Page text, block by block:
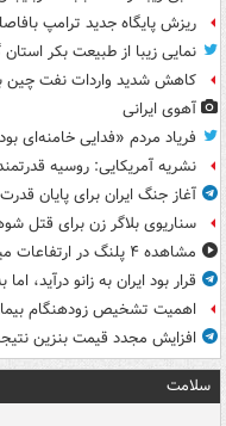
ریزش پایگاه جدید ترامپ
نمایی زیبا از طبیعت بکر استان
کاهش شدید واردات نفت چین
آهوی ایرانی
فریاد مردم «فدایی خامنه‌ای
نشریه آمریکایی: روسیه
آغاز جنگ ایران برای پایان
سناریوی بلاگر زن برای قتل
مشاهده ۴ پلنگ در ارتفاعات میناب
قرار بود ایران به زانو درآید،
اهمیت تشخیص زودهنگام
افزایش مجدد قیمت بنزین
سلامت